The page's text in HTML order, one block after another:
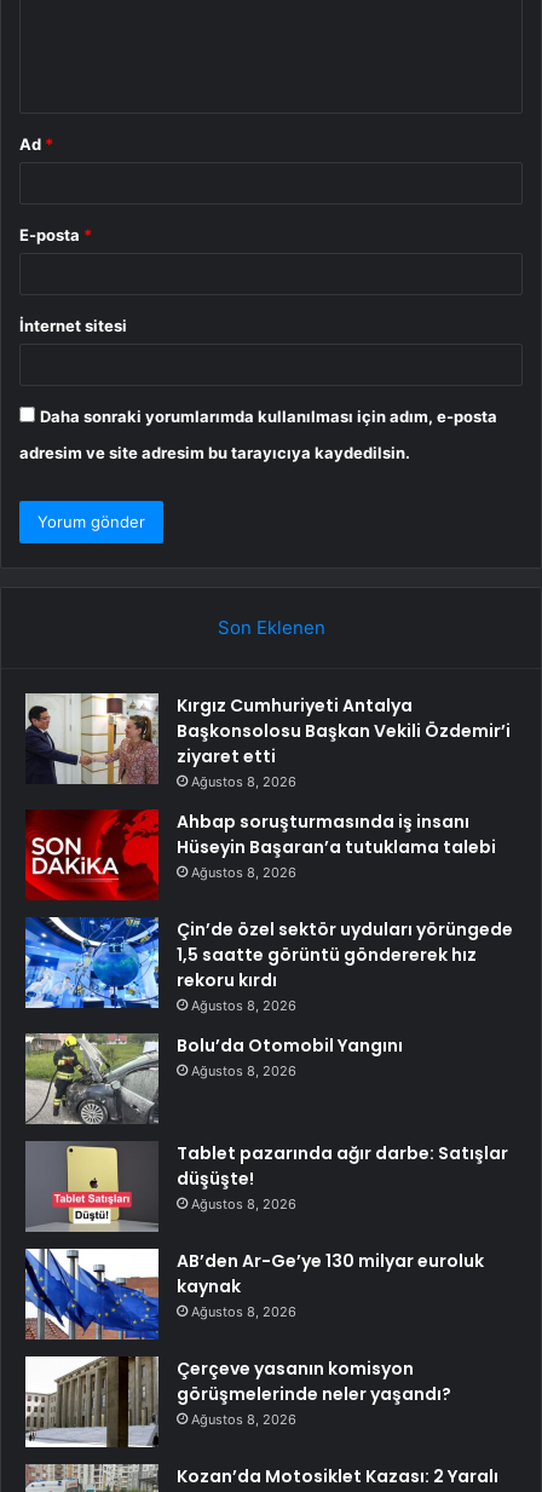
Ad *
E-posta *
İnternet sitesi
Daha sonraki yorumlarımda kullanılması için adım, e-posta
adresim ve site adresim bu tarayıcıya kaydedilsin.
Son Eklenen
Kırgız Cumhuriyeti Antalya
Başkonsolosu Başkan Vekili Özdemir’i
ziyaret etti
Ağustos 8, 2026
Ahbap soruşturmasında iş insanı
Hüseyin Başaran’a tutuklama talebi
Ağustos 8, 2026
Çin’de özel sektör uyduları yörüngede
1,5 saatte görüntü göndererek hız
rekoru kırdı
Ağustos 8, 2026
Bolu’da Otomobil Yangını
Ağustos 8, 2026
Tablet pazarında ağır darbe: Satışlar
düşüşte!
Ağustos 8, 2026
AB’den Ar-Ge’ye 130 milyar euroluk
kaynak
Ağustos 8, 2026
Çerçeve yasanın komisyon
görüşmelerinde neler yaşandı?
Ağustos 8, 2026
Kozan’da Motosiklet Kazası: 2 Yaralı